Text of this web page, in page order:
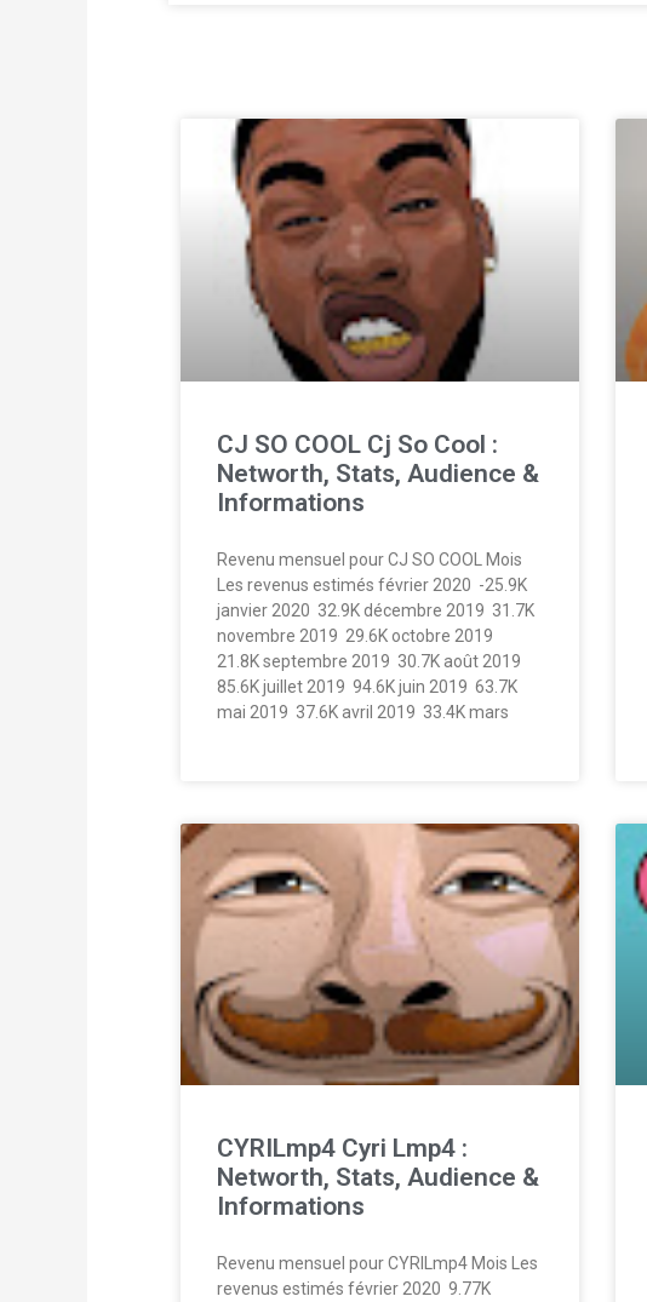
CJ SO COOL Cj So Cool :
Networth, Stats, Audience &
Informations
Revenu mensuel pour CJ SO COOL Mois
Les revenus estimés février 2020  -25.9K
janvier 2020  32.9K décembre 2019  31.7K
novembre 2019  29.6K octobre 2019 
21.8K septembre 2019  30.7K août 2019 
85.6K juillet 2019  94.6K juin 2019  63.7K
mai 2019  37.6K avril 2019  33.4K mars
CYRILmp4 Cyri Lmp4 :
Networth, Stats, Audience &
Informations
Revenu mensuel pour CYRILmp4 Mois Les
revenus estimés février 2020  9.77K